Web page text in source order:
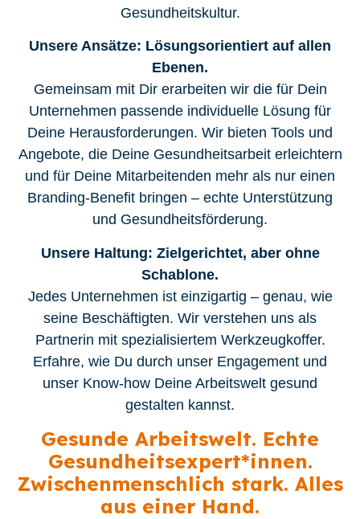
Gesundheitskultur.
Unsere Ansätze: Lösungsorientiert auf allen
Ebenen.
Gemeinsam mit Dir erarbeiten wir die für Dein
Unternehmen passende individuelle Lösung für
Deine Herausforderungen. Wir bieten Tools und
Angebote, die Deine Gesundheitsarbeit erleichtern
und für Deine Mitarbeitenden mehr als nur einen
Branding-Benefit bringen – echte Unterstützung
und Gesundheitsförderung.
Unsere Haltung: Zielgerichtet, aber ohne
Schablone.
Jedes Unternehmen ist einzigartig – genau, wie
seine Beschäftigten. Wir verstehen uns als
Partnerin mit spezialisiertem Werkzeugkoffer.
Erfahre, wie Du durch unser Engagement und
unser Know-how Deine Arbeitswelt gesund
gestalten kannst.
Gesunde Arbeitswelt. Echte
Gesundheitsexpert*innen.
Zwischenmenschlich stark. Alles
aus einer Hand.